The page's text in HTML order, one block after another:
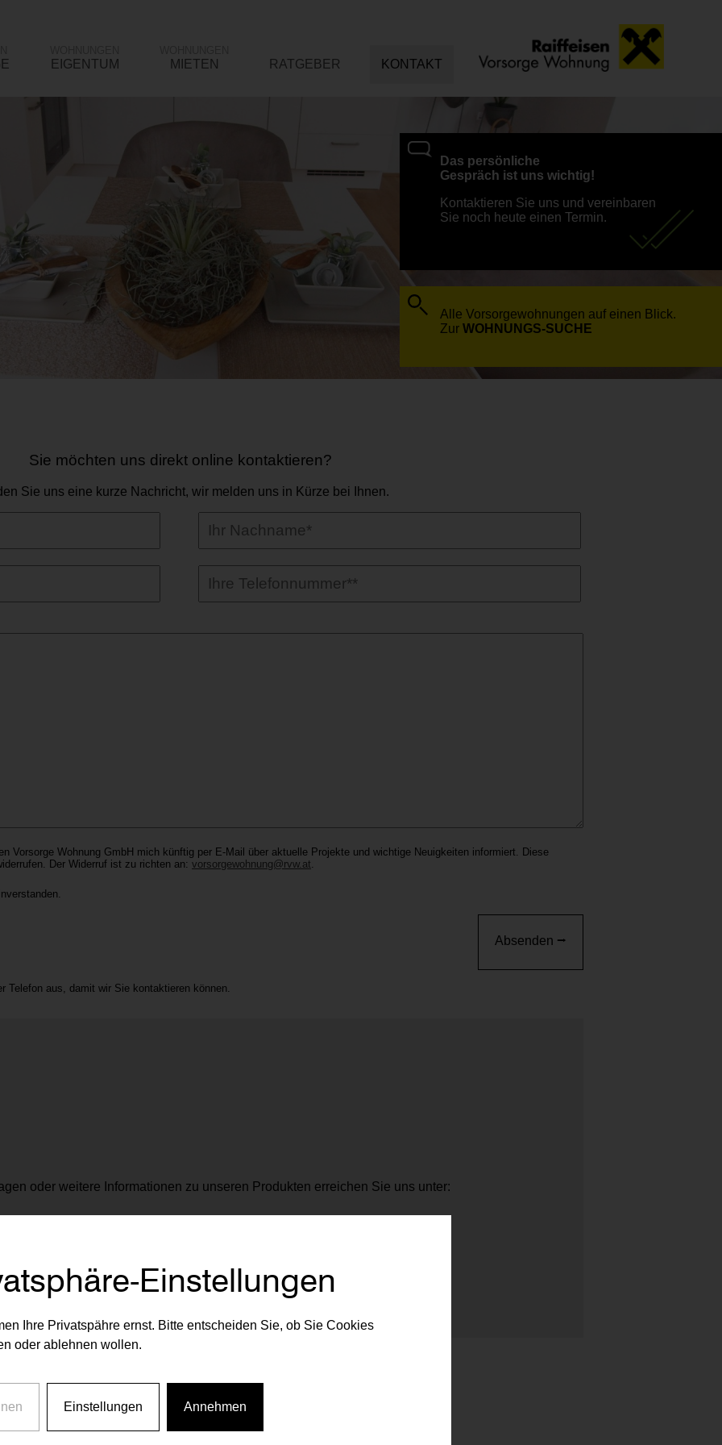
Das persönliche
Gespräch ist uns wichtig!
Kontaktieren Sie uns und vereinbaren
Sie noch heute einen Termin.
Alle Vorsorgewohnungen auf einen Blick.
Zur WOHNUNGS-SUCHE
EIGENTUM MIETEN RATGEBER KONTAKT
Sie möchten uns direkt online kontaktieren?
Sie uns eine kurze Nachricht, wir melden uns in Kürze bei Ihnen.
Vorsorge Wohnung GmbH mich künftig per E-Mail über aktuelle Projekte und wichtige Neuigkeiten informiert. Diese
Der Widerruf ist zu richten an: vorsorgewohnung@rvw.at
Telefon aus, damit wir Sie kontaktieren können.
oder weitere Informationen zu unseren Produkten erreichen Sie uns unter:
Einstellungen
Ihre Privatspähre ernst. Bitte entscheiden Sie, ob Sie Cookies
oder ablehnen wollen.
Einstellungen Annehmen